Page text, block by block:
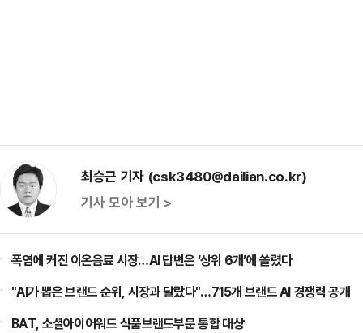
최승근 기자 (csk3480@dailian.co.kr)
기사 모아 보기 >
폭염에 커진 이온음료 시장…AI 답변은 ‘상위 6개’에 쏠렸다
"AI가 뽑은 브랜드 순위, 시장과 달랐다"…715개 브랜드 AI 경쟁력 공개
BAT, 소셜아이어워드 식품브랜드부문 통합 대상